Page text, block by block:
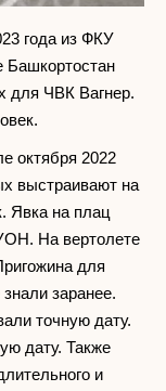
года из ФКУ
для ЧВК Вагнер.
октября 2022
выстраивают на
Явка на плац
На вертолете
для
заранее.
точную дату.
дату. Также
и